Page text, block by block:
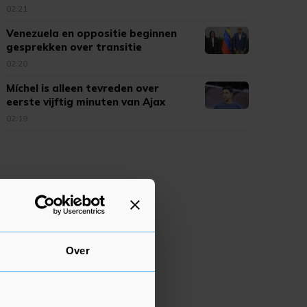
Over
02:21
Venezuela en oppositie beginnen
gesprekken over transitie
02:20
Míchel is alleen tevreden over
eerste vijftig minuten van Ajax
02:19